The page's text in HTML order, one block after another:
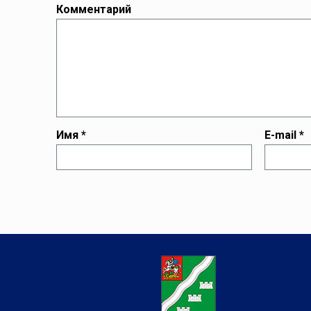
Комментарий
Имя* E-mail*